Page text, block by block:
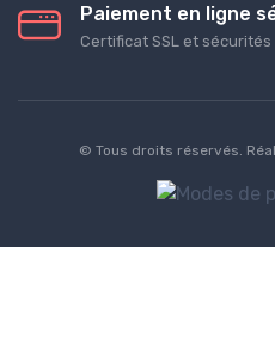
Paiement en ligne
Certificat SSL et
© Tous droits réservés.